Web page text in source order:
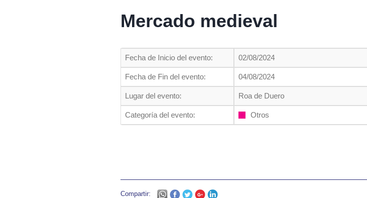
Mercado medieval
Fecha de Inicio del evento: 02/08/2024
Fecha de Fin del evento: 04/08/2024
Lugar del evento: Roa de Duero
Categoría del evento: Otros
Compartir: